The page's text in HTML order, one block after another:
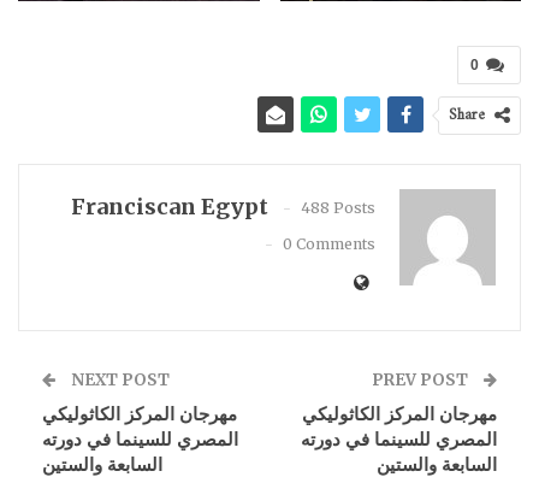
0
Share
Franciscan Egypt
488 Posts
0 Comments
مهرجان المركز الكاثوليكي
المصري للسينما في دورته
السابعة والستين
NEXT POST
مهرجان المركز الكاثوليكي
المصري للسينما في دورته
السابعة والستين